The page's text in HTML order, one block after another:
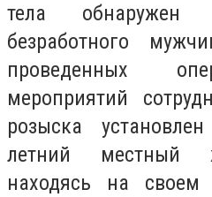
тела обнаружен
безработного
проведенных
мероприятий
розыска
летний местный
находясь на своем